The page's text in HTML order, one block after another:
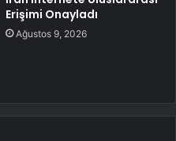
Erişimi Onayladı
Ağustos 9, 2026